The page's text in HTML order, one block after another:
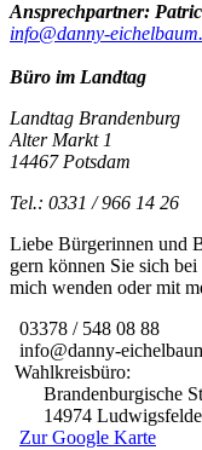
Ansprechpartner:
info@danny-
Büro im Landtag
Landtag Brandenburg
Alter Markt 1
14467 Potsdam
Tel.: 0331 / 966 14 26
Liebe Bürgerinnen und
gern können Sie sich
mich wenden oder mit
03378 / 548 08 88
info@danny-
Wahlkreisbüro:
Brandenburgische
14974 Ludwigsfelde
Zur Google Karte